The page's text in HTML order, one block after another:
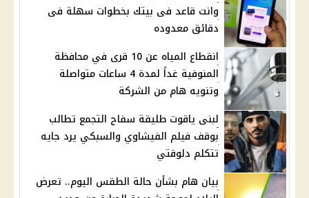
وانت قاعد فى بيتك بخطوات سهلة فى
دقائق معدوده
انقطاع المياه عن 10 قرى في محافظة
المنوفية غداً لمدة 4 ساعات متواصلة
وتنويه هام من الشركة
لبنى ياقوت طليقة سفاح التجمع تطالب
بوقف فيلم الفيشاوي والسبكي يرد جايه
تتكلم دلوقتي
بيان هام بشأن حالة الطقس اليوم.. تعرض